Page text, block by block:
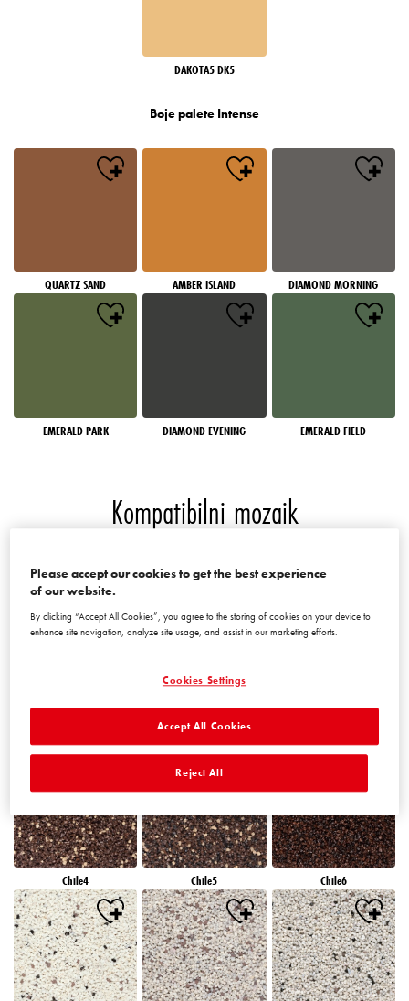
DAKOTA5 DK5
Boje palete Intense
QUARTZ SAND AMBER ISLAND DIAMOND MORNING
EMERALD PARK DIAMOND EVENING EMERALD FIELD
Kompatibilni mozaik
Chile2
Chile4 Chile5 Chile6
Please accept our cookies to get the best experience
of our website.
By clicking “Accept All Cookies”, you agree to the storing of cookies on your device to
enhance site navigation, analyze site usage, and assist in our marketing efforts.
Cookies Settings
Reject All
Accept All Cookies